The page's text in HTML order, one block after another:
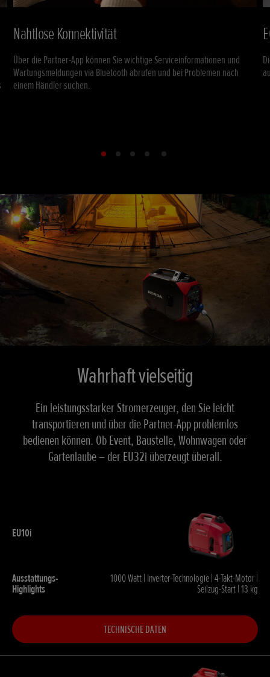
Nahtlose Konnektivität
Über die Partner-App können Sie wichtige Serviceinformationen und
Wartungsmeldungen via Bluetooth abrufen und bei Problemen nach
einem Händler suchen.
Wahrhaft vielseitig
Ein leistungsstarker Stromerzeuger, den Sie leicht
transportieren und über die Partner-App problemlos
bedienen können. Ob Event, Baustelle, Wohnwagen oder
Gartenlaube – der EU32i überzeugt überall.
1000 Watt | Inverter-Technologie | 4-Takt-Motor |
Seilzug-Start | 13 kg
TECHNISCHE DATEN